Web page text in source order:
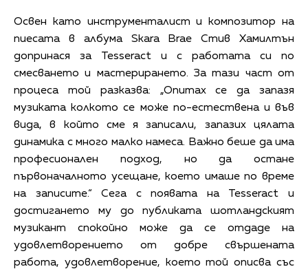
Освен като инструменталист и композитор на
пиесата в албума Skara Brae Стив Хамилтън
допринася за Tesseract и с работата си по
смесването и мастерирането. За тази част от
процеса той разказва: „Опитах се да запазя
музиката колкото се може по-естествена и във
вида, в който сме я записали, запазих цялата
динамика с много малко намеса. Важно беше да има
професионален подход, но да остане
първоначалното усещане, което имаше по време
на записите.“ Сега с появата на Tesseract и
достигането му до публиката шотландският
музикант спокойно може да се отдаде на
удовлетворението от добре свършената
работа, удовлетворение, което той описва със